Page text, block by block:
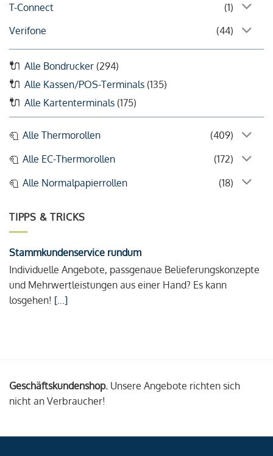
T-Connect
(1)
Verifone
(44)
Alle Bondrucker (294)
Alle Kassen/POS-Terminals (135)
Alle Kartenterminals (175)
Alle Thermorollen
(409)
Alle EC-Thermorollen
(172)
Alle Normalpapierrollen
(18)
TIPPS & TRICKS
Stammkundenservice rundum
Individuelle Angebote, passgenaue Belieferungskonzepte
und Mehrwertleistungen aus einer Hand? Es kann
losgehen! [...]
Geschäftskundenshop. Unsere Angebote richten sich
nicht an Verbraucher!